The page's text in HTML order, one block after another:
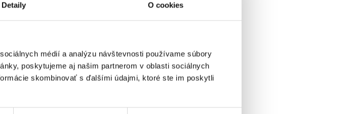
Detaily O cookies
médií a analýzu návštevnosti používame súbory
poskytujeme aj našim partnerom v oblasti sociálnych
skombinovať s ďalšími údajmi, ktoré ste im poskytli